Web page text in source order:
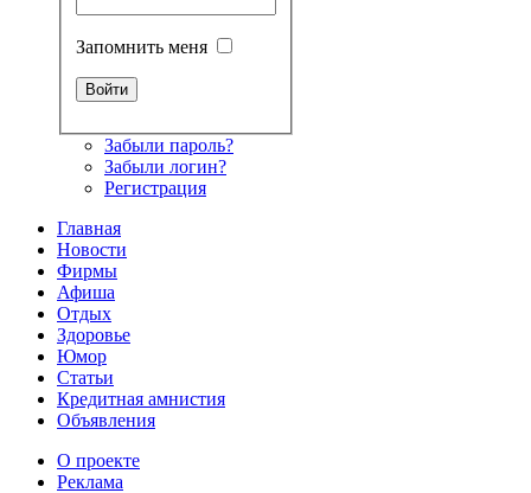
Запомнить меня
Забыли пароль?
Забыли логин?
Регистрация
Главная
Новости
Фирмы
Афиша
Отдых
Здоровье
Юмор
Статьи
Кредитная амнистия
Объявления
О проекте
Реклама